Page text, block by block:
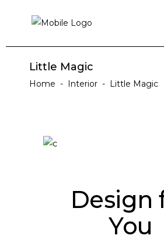
Little Magic
Home - Interior - Little Magic
Design
You